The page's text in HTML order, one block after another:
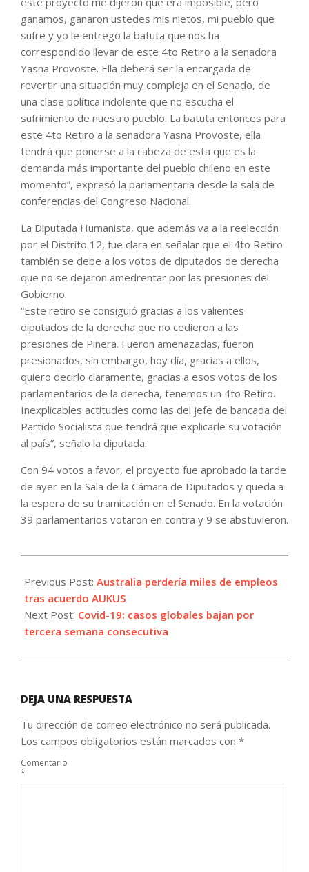
ganamos, ganaron ustedes mis nietos, mi pueblo que
sufre y yo le entrego la batuta que nos ha
correspondido llevar de este 4to Retiro a la senadora
Yasna Provoste. Ella deberá ser la encargada de
revertir una situación muy compleja en el Senado, de
una clase política indolente que no escucha el
sufrimiento de nuestro pueblo. La batuta entonces para
este 4to Retiro a la senadora Yasna Provoste, ella
tendrá que ponerse a la cabeza de esta que es la
demanda más importante del pueblo chileno en este
momento”, expresó la parlamentaria desde la sala de
conferencias del Congreso Nacional.
La Diputada Humanista, que además va a la reelección
por el Distrito 12, fue clara en señalar que el 4to Retiro
también se debe a los votos de diputados de derecha
que no se dejaron amedrentar por las presiones del
Gobierno.
“Este retiro se consiguió gracias a los valientes
diputados de la derecha que no cedieron a las
presiones de Piñera. Fueron amenazadas, fueron
presionados, sin embargo, hoy día, gracias a ellos,
quiero decirlo claramente, gracias a esos votos de los
parlamentarios de la derecha, tenemos un 4to Retiro.
Inexplicables actitudes como las del jefe de bancada del
Partido Socialista que tendrá que explicarle su votación
al país”, señalo la diputada.
Con 94 votos a favor, el proyecto fue aprobado la tarde
de ayer en la Sala de la Cámara de Diputados y queda a
la espera de su tramitación en el Senado. En la votación
39 parlamentarios votaron en contra y 9 se abstuvieron.​
09-
29
Previous Post: Australia perdería miles de empleos
tras acuerdo AUKUS
Next Post: Covid-19: casos globales bajan por
tercera semana consecutiva
DEJA UNA RESPUESTA
Tu dirección de correo electrónico no será publicada.
Los campos obligatorios están marcados con *
Comentario
*